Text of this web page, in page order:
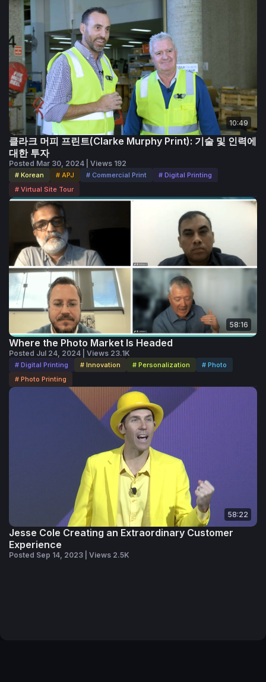
10:49
클라크 머피 프린트(Clarke Murphy Print): 기술 및 인력에
대한 투자
Posted Mar 30, 2024 | Views 192
# Korean # APJ # Commercial Print
# Digital Printing
# Virtual Site Tour
58:16
Where the Photo Market Is Headed
Posted Jul 24, 2024 | Views 23.1K
# Digital Printing # Innovation # Personalization
# Photo
# Photo Printing
58:22
Jesse Cole Creating an Extraordinary Customer
Experience
Posted Sep 14, 2023 | Views 2.5K